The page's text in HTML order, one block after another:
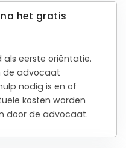
het gratis
als eerste oriëntatie.
de advocaat
nodig is en of
kosten worden
door de advocaat.